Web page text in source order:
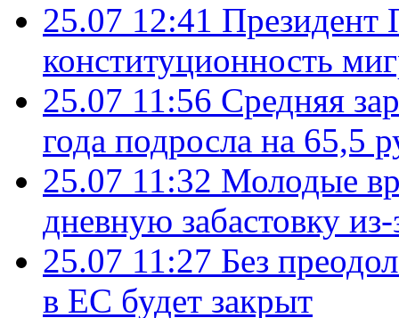
25.07 12:41 Президент
конституционность
25.07 11:56 Средняя
года подросла на 65,5
25.07 11:32 Молодые
дневную забастовку
25.07 11:27 Без
в ЕС будет закрыт